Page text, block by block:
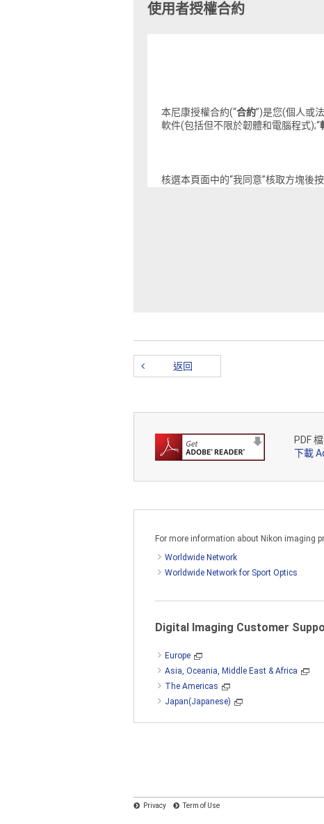
使用者授權合約
本尼康授權合約(“合約”)是您(個人或
軟件(包括但不限於韌體和電腦程式);“
核選本頁面中的“我同意”核取方塊後
本權限不隨本軟件一起出售,購買、
a) 在一 (1) 台您所有的電腦和 / 或儲
b) 按照本網站上的安裝程式安裝本軟
不得在連線到多個系統、網路、伺服
您才能在連線到網路或伺服器的單台
2. 限制
除非本合約中另有說明,否則您不得
返回
PDF
下載
For more information about Nikon imaging
Worldwide Network
Worldwide Network for Sport Optics
Digital Imaging Customer
Europe
Asia, Oceania, Middle East & Africa
The Americas
Japan(Japanese)
Privacy Term of Use